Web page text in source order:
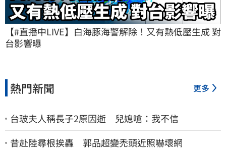
【#直播中LIVE】白海豚海警解除！又有熱低壓生成 對
台影響曝
熱門新聞 更多
台玻夫人稱長子2原因逝 兒媳嗆：我不信
昔赴陸尋根挨轟 郭品超變禿頭近照嚇壞網